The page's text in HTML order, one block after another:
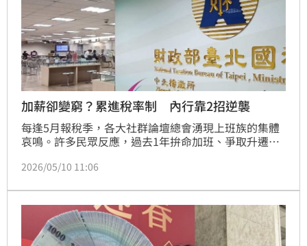
加薪卻變窮？累進稅率制 內行靠2招逆襲
每逢5月報稅季，各大社群論壇總會湧現上班族的集體
哀鳴。許多民眾反應，過去1年拚命加班、爭取升遷，
入」不增反減。這種「加薪後反而變窮」的怪象，主因
稅率可能從 5% 瞬間跳升至 12% 甚至 20%，導致辛苦
賺來的加薪果實，大半都被迫繳入國庫。特別是無房、
無扶養、無子女的「三無」單身貴族，因缺乏扣除額保
護，往
2026/05/10 11:06